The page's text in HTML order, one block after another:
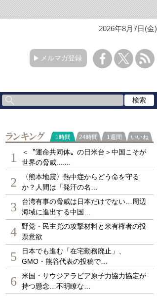
2026年8月7日(金)
メルマガ登録
ランキング
1時間 24時間 1週間 いいね
1
＜〝運命共同体〟の日米台＞中国こそが
世界の脅威....…
2
〈熊本地震〉熱中症からどう命を守る
か？人間は「発汗の名…
3
台湾有事の脅威は日本だけでない…周辺
海域に進出する中国…
4
野党・民主党の攻撃材料と米有権者の投
票意欲
5
日本でも進む「在宅勤務廃止」、
GMO・熊谷代表の投稿で…
6
米国・サウジアラビア原子力協力協定が
持つ懸念…不明瞭な…